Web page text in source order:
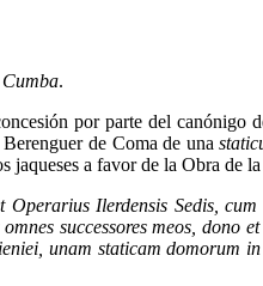
.
por parte del
de Coma de una
jaqueses a favor de la Obra de la
Ilerdensis Sedis,
successores meos, dono
unam staticam domorum